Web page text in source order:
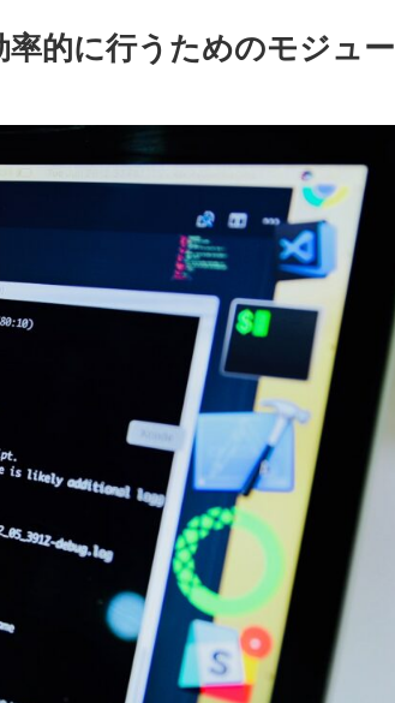
的に行うためのモジュー